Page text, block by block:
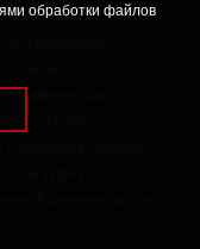
обработки файлов
серия Эл №